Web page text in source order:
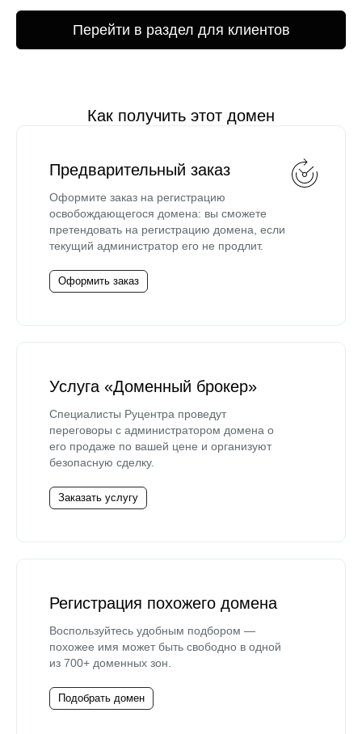
Перейти в раздел для клиентов
Как получить этот домен
Предварительный заказ
Оформите заказ на регистрацию
освобождающегося домена: вы сможете
претендовать на регистрацию домена, если
текущий администратор его не продлит.
Оформить заказ
Услуга «Доменный брокер»
Специалисты Руцентра проведут
переговоры с администратором домена о
его продаже по вашей цене и организуют
безопасную сделку.
Заказать услугу
Регистрация похожего домена
Воспользуйтесь удобным подбором —
похожее имя может быть свободно в одной
из 700+ доменных зон.
Подобрать домен